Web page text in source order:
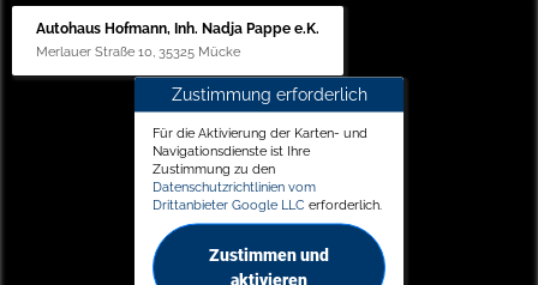
Autohaus Hofmann, Inh. Nadja Pappe e.K.
Merlauer Straße 10, 35325 Mücke
Zustimmung erforderlich
Für die Aktivierung der Karten- und
Navigationsdienste ist Ihre
Zustimmung zu den
Datenschutzrichtlinien vom
Drittanbieter Google LLC erforderlich.
Zustimmen und
aktivieren